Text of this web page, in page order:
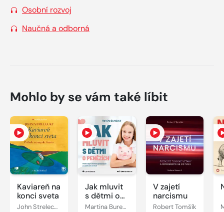
Osobní rozvoj
Naučná a odborná
Mohlo by se vám také líbit
Kaviareň na
konci sveta
John Strelecky
Jak mluvit
s dětmi o
penězích Martina Burešová
V zajetí
narcismu
Robert Tomšík